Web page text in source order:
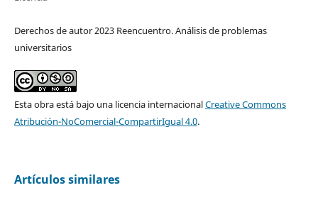
Derechos de autor 2023 Reencuentro. Análisis de problemas
universitarios
Esta obra está bajo una licencia internacionalCreative Commons
Atribución-NoComercial-CompartirIgual 4.0.
Artículos similares